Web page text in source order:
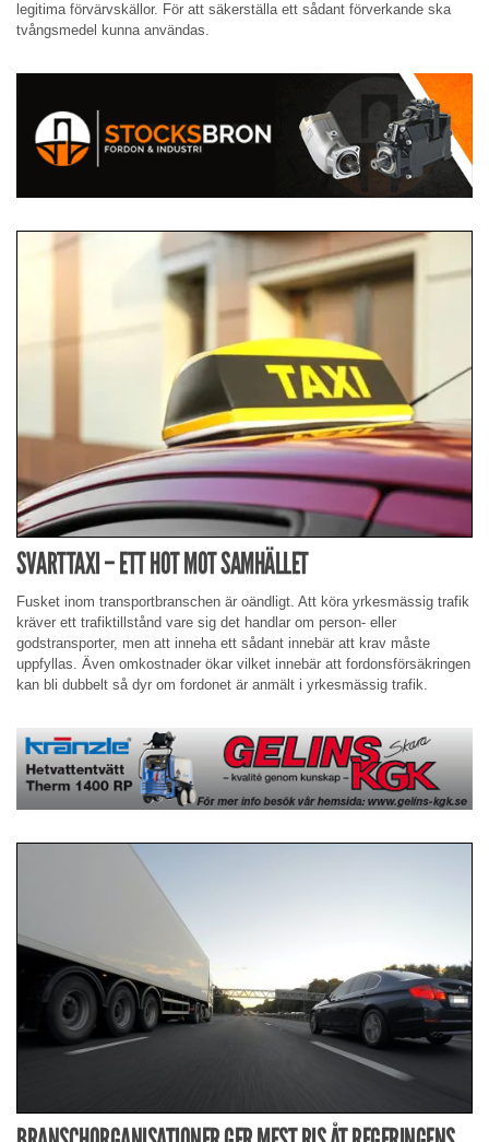
legitima förvärvskällor. För att säkerställa ett sådant förverkande ska
tvångsmedel kunna användas.
SVARTTAXI – ETT HOT MOT SAMHÄLLET
Fusket inom transportbranschen är oändligt. Att köra yrkesmässig trafik
kräver ett trafiktillstånd vare sig det handlar om person- eller
godstransporter, men att inneha ett sådant innebär att krav måste
uppfyllas. Även omkostnader ökar vilket innebär att fordonsförsäkringen
kan bli dubbelt så dyr om fordonet är anmält i yrkesmässig trafik.